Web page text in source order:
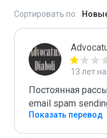
Сортировать по:
13 лет
Постоянная
email spam
Показать перевод